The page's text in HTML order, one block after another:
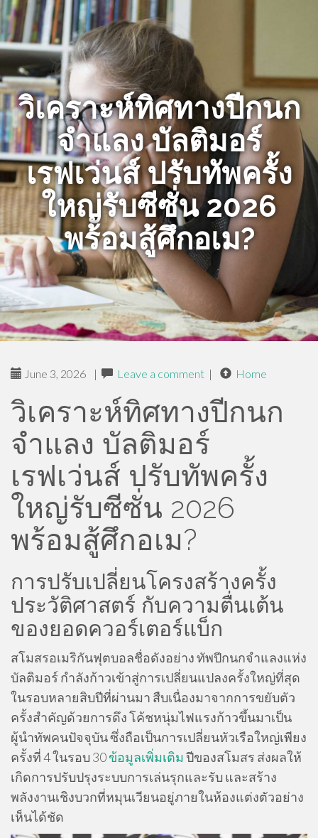
วิเคราะห์ทิศทางปีกนก
จำแลง บัลติมอร์
เรฟเว่นส์ ปรับทัพครั้ง
ใหญ่รับซีซั่น 2026
พร้อมสู้ศึกอเม?
June 3, 2026 | Leave a comment | Home
วิเคราะห์ทิศทางปีกนก
จำแลง บัลติมอร์
เรฟเว่นส์ ปรับทัพครั้ง
ใหญ่รับซีซั่น 2026
พร้อมสู้ศึกอเม?
การปรับเปลี่ยนโครงสร้างครั้ง
ประวัติศาสตร์ กับความตื่นเต้น
ของยอดควอร์เตอร์แบ็ก
สโมสรอเมริกันฟุตบอลชื่อดังอย่าง ทัพปีกนกจำแลงแห่ง
บัลติมอร์ กำลังก้าวเข้าสู่การเปลี่ยนแปลงครั้งใหญ่ที่สุด
ในรอบหลายสิบปีที่ผ่านมา สืบเนื่องมาจากการขยับตัว
ครั้งสำคัญด้วยการดึง โค้ชหนุ่มไฟแรงก้าวขึ้นมาเป็น
ผู้นำทัพคนปัจจุบัน ซึ่งถือเป็นการเปลี่ยนหัวเรือใหญ่เพียง
ครั้งที่ 4 ในรอบ 30ข้อมูลเพิ่มเติมปีของสโมสร ส่งผลให้
เกิดการปรับปรุงระบบการเล่นรุกและรับ และสร้าง
พลังงานเชิงบวกที่หมุนเวียนอยู่ภายในห้องแต่งตัวอย่าง
เห็นได้ชัด